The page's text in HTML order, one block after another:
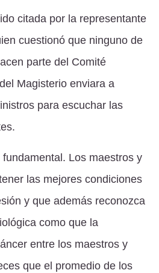
citada por la representante
cuestionó que ninguno de
parte del Comité
Magisterio enviara a
para escuchar las
fundamental. Los maestros y
las mejores condiciones
y que además reconozca
como que la
entre los maestros y
que el promedio de los